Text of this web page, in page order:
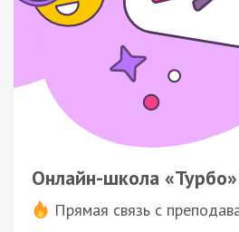
Онлайн-школа «Турбо»
Прямая связь с